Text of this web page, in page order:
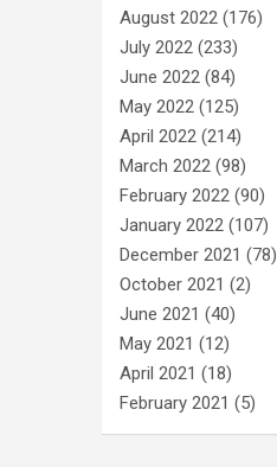
August 2022 (176)
July 2022 (233)
June 2022 (84)
May 2022 (125)
April 2022 (214)
March 2022 (98)
February 2022 (90)
January 2022 (107)
December 2021 (78)
October 2021 (2)
June 2021 (40)
May 2021 (12)
April 2021 (18)
February 2021 (5)